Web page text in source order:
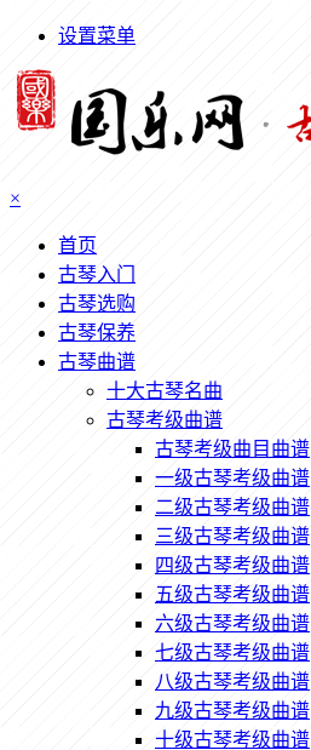
设置菜单
×
首页
古琴入门
古琴选购
古琴保养
古琴曲谱
十大古琴名曲
古琴考级曲谱
古琴考级曲目曲谱
一级古琴考级曲谱
二级古琴考级曲谱
三级古琴考级曲谱
四级古琴考级曲谱
五级古琴考级曲谱
六级古琴考级曲谱
七级古琴考级曲谱
八级古琴考级曲谱
九级古琴考级曲谱
十级古琴考级曲谱